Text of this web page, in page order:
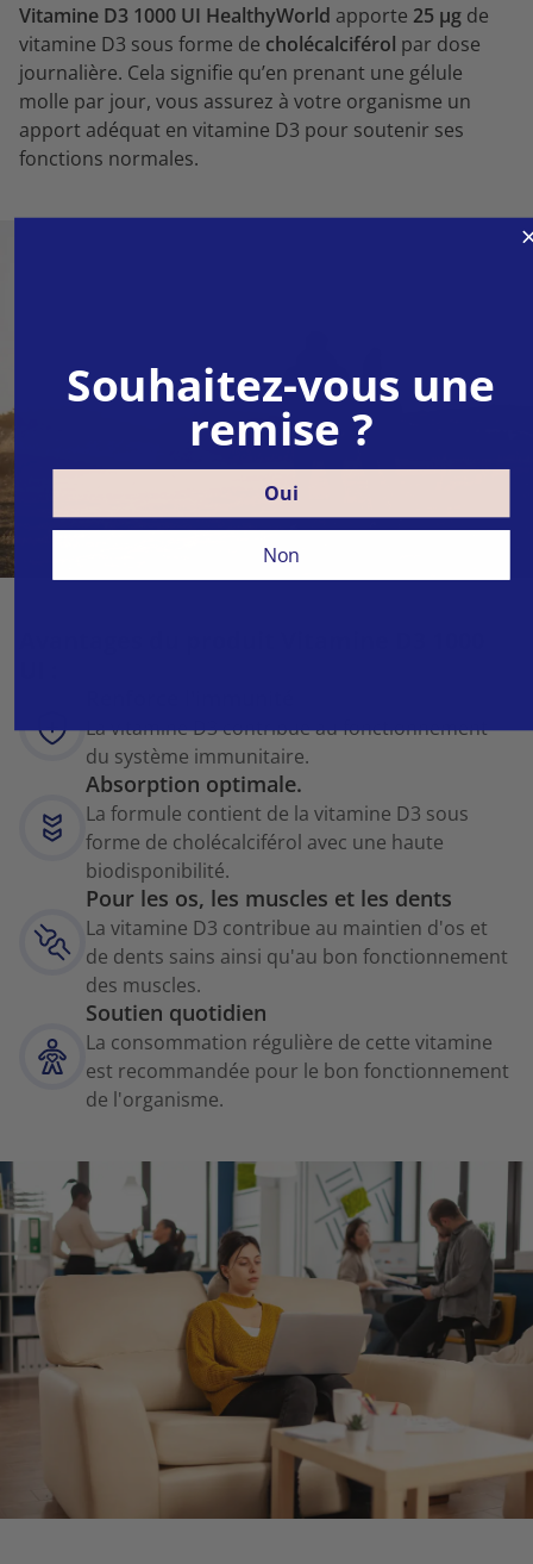
Vitamine D3 1000 UI HealthyWorld apporte 25 µg de
vitamine D3 sous forme de cholécalciférol par dose
journalière. Cela signifie qu’en prenant une gélule
molle par jour, vous assurez à votre organisme un
apport adéquat en vitamine D3 pour soutenir ses
fonctions normales.
La vitamine D3 contribue au fonctionnement
du système immunitaire.
Absorption optimale.
La formule contient de la vitamine D3 sous
forme de cholécalciférol avec une haute
biodisponibilité.
Pour les os, les muscles et les dents
La vitamine D3 contribue au maintien d'os et
de dents sains ainsi qu'au bon fonctionnement
des muscles.
Soutien quotidien
La consommation régulière de cette vitamine
est recommandée pour le bon fonctionnement
de l'organisme.
Souhaitez-vous une
remise ?
Oui
Non